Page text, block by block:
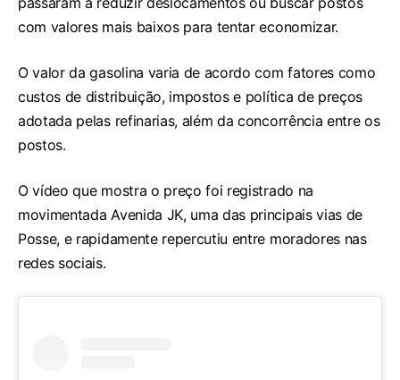
com valores mais baixos para tentar economizar.
O valor da gasolina varia de acordo com fatores como
custos de distribuição, impostos e política de preços
adotada pelas refinarias, além da concorrência entre os
postos.
O vídeo que mostra o preço foi registrado na
movimentada Avenida JK, uma das principais vias de
Posse, e rapidamente repercutiu entre moradores nas
redes sociais.